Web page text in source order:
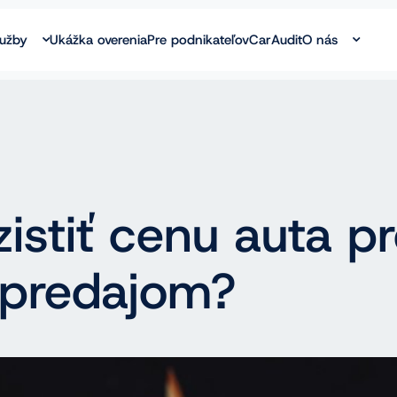
Ukážka overeniaPre podnikateľovCarAuditO nás
cenu auta